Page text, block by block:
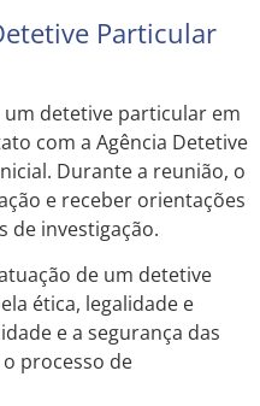
Particular
detetive particular em
com a Agência Detetive
Durante a reunião, o
e receber orientações
de investigação.
de um detetive
ética, legalidade e
e a segurança das
processo de